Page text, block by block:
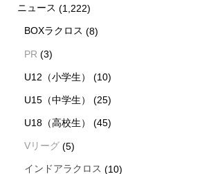
ニュース (1,222)
BOXラクロス (8)
PR (3)
U12（小学生） (10)
U15（中学生） (25)
U18（高校生） (45)
Vリーグ (5)
インドアラクロス (10)